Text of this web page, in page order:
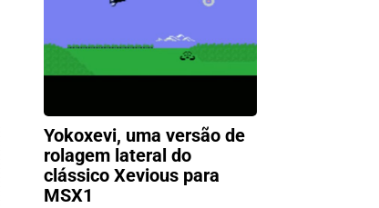
Yokoxevi, uma versão de
rolagem lateral do
clássico Xevious para
MSX1